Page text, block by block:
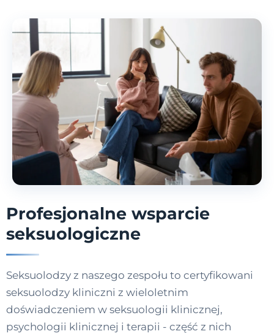
Profesjonalne wsparcie
seksuologiczne
Seksuolodzy z naszego zespołu to certyfikowani
seksuolodzy kliniczni z wieloletnim
doświadczeniem w seksuologii klinicznej,
psychologii klinicznej i terapii - część z nich